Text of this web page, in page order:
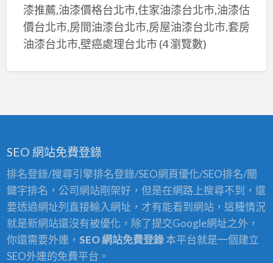
漆推薦,油漆價格台北市,住家油漆台北市,油漆估
價台北市,房間油漆台北市,房屋油漆台北市,套房
油漆台北市,壁癌處理台北市(4 瀏覽數)
SEO 網站免費登錄
排名登錄/搜尋引擎排名登錄/SEO網頁優化/SEO排名/關
鍵字排名，公司網站剛架好，但是在網路上搜尋不到，還
要透過網址列直接輸入網址，才有能看到網站，這種情況
就是新網站還沒有被優化，除了提交Google網址之外，
你還需要外連， SEO 網站免費登錄本平台就是一個建立
SEO外連的免費平台。